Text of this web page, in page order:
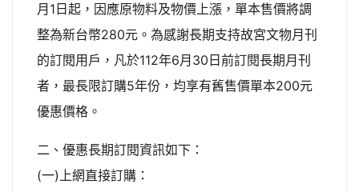
月1日起，因應原物料及物價上漲，單本售價將調
整為新台幣280元。為感謝長期支持故宮文物月刊
的訂閱用戶，凡於112年6月30日前訂閱長期月刊
者，最長限訂購5年份，均享有舊售價單本200元
優惠價格。
二、優惠長期訂閱資訊如下：
(一)上網直接訂購：